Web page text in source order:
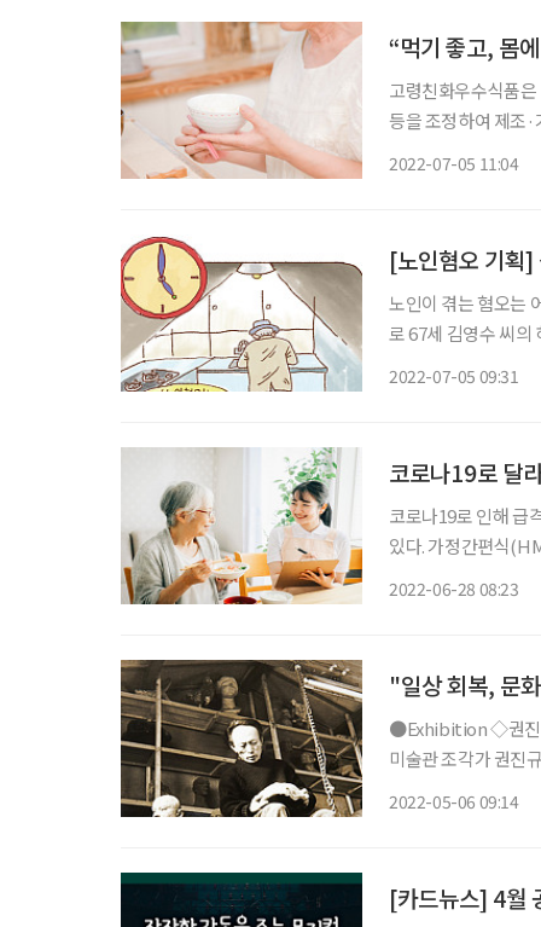
“먹기 좋고, 몸
고령친화우수식품
등을 조정하여 제조
2022-07-05 11:04
[노인혐오 기획
노인이 겪는 혐오는
로 67세 김영수 씨의
2022-07-05 09:31
코로나19로 달
코로나19로 인해 급
있다. 가정간편식
2022-06-28 08:23
"일상 회복, 문
●Exhibition ◇권진규 탄생 100주년 기념 - 노실의 천사 일정 5월 22일까지 장소 서울시립
미술관 조각가 권진규(1922~1973)의 탄생 100주년을 맞아 대규모 전시 ‘노실의 천
2022-05-06 09:14
[카드뉴스] 4월